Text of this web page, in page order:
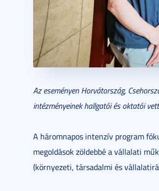
Az eseményen Horvátország,
intézményeinek hallgatói és oktatói
A háromnapos intenzív program
megoldások zöldebbé a vállalati
(környezeti, társadalmi és